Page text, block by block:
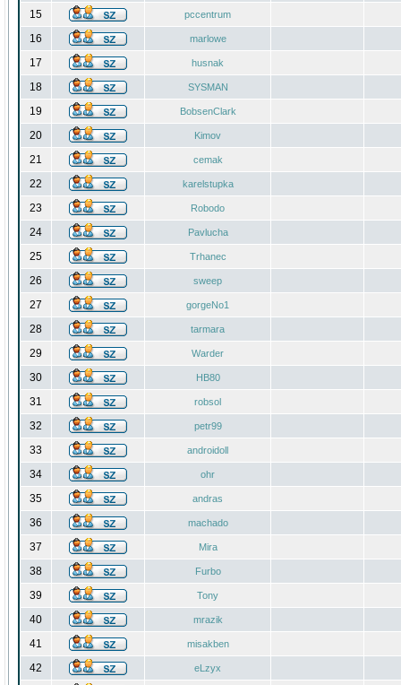
15 pccentrum
16 marlowe
17 husnak
18 SYSMAN
19 BobsenClark
20 Kimov
21 cemak
22 karelstupka
23 Robodo
24 Pavlucha
25 Trhanec
26 sweep
27 gorgeNo1
28 tarmara
29 Warder
30 HB80
31 robsol
32 petr99
33 androidoll
34 ohr
35 andras
36 machado
37 Mira
38 Furbo
39 Tony
40 mrazik
41 misakben
42 eLzyx